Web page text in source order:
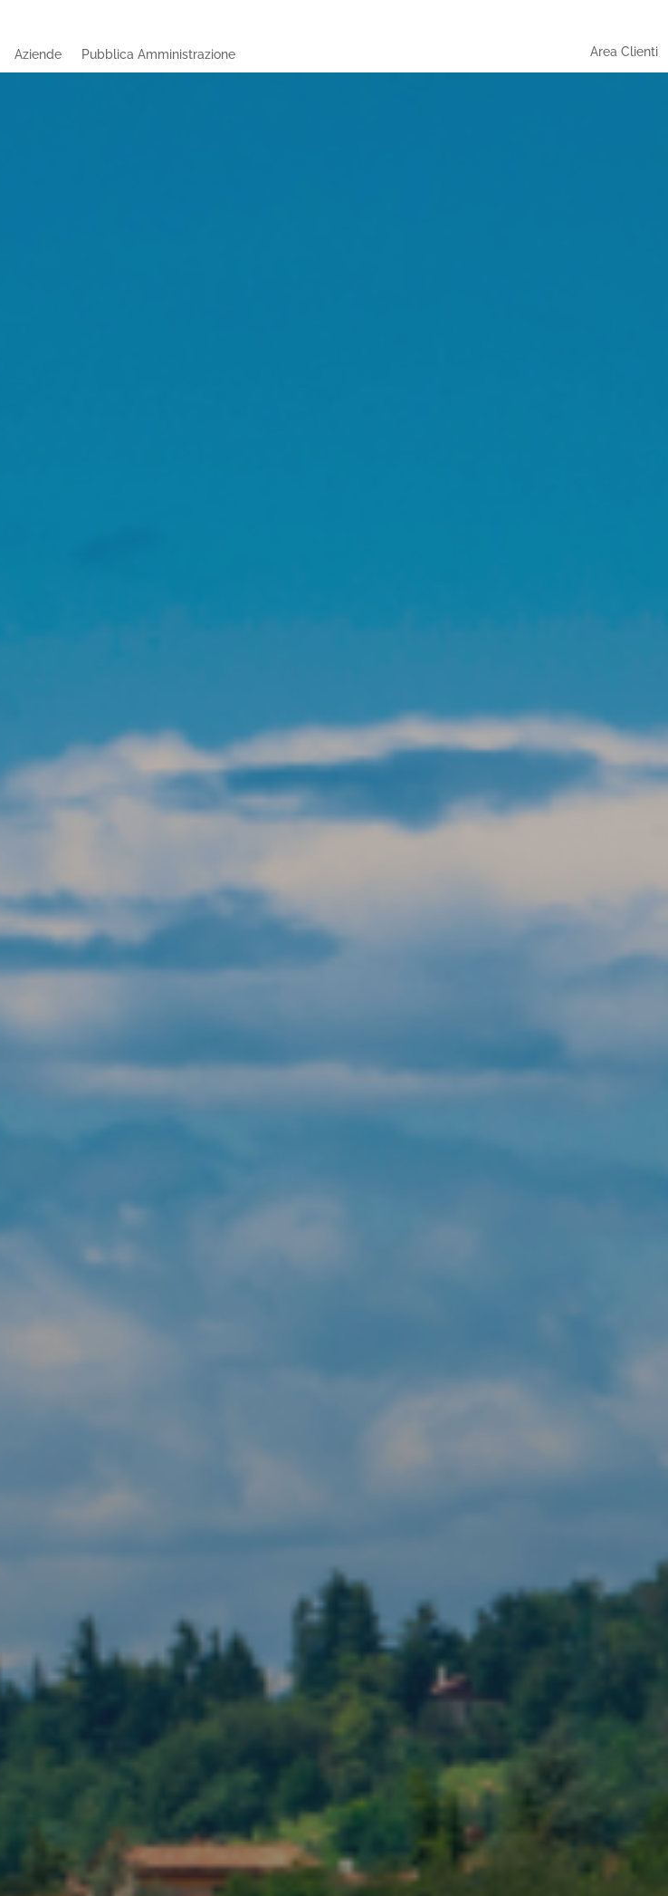
Aziende Pubblica Amministrazione Area Clienti